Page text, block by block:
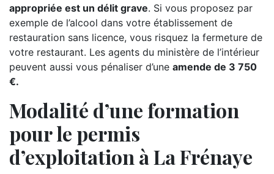
appropriée est un délit grave. Si vous proposez par
exemple de l’alcool dans votre établissement de
restauration sans licence, vous risquez la fermeture de
votre restaurant. Les agents du ministère de l’intérieur
peuvent aussi vous pénaliser d’une amende de 3 750
€.
Modalité d’une formation
pour le permis
d’exploitation à La Frénaye